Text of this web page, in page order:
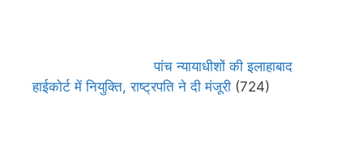
पांच न्यायाधीशों की इलाहाबाद
हाईकोर्ट में नियुक्ति, राष्ट्रपति ने दी मंजूरी (724)